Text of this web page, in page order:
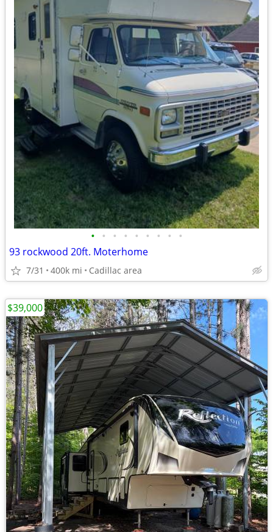
• • • • • • • • •
93 rockwood 20ft. Moterhome
7/31 400k mi Cadillac area
$39,000